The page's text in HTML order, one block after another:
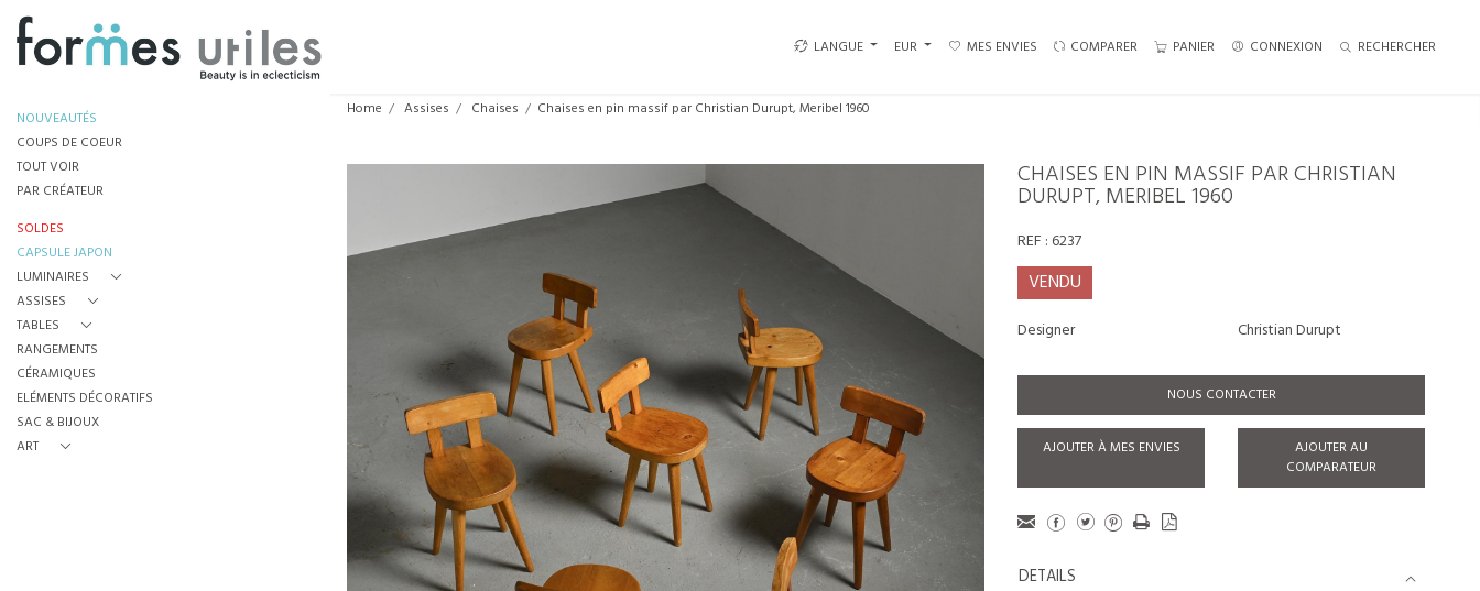
LANGUE EUR MES ENVIES COMPARER PANIER CONNEXION RECHERCHER
NOUVEAUTÉS
COUPS DE COEUR
TOUT VOIR
PAR CRÉATEUR
SOLDES
CAPSULE JAPON
LUMINAIRES
ASSISES
TABLES
RANGEMENTS
CÉRAMIQUES
ELÉMENTS DÉCORATIFS
SAC & BIJOUX
ART
Home Assises Chaises Chaises en pin massif par Christian Durupt, Meribel 1960
CHAISES EN PIN MASSIF PAR CHRISTIAN
DURUPT, MERIBEL 1960
REF : 6237
VENDU
Designer Christian Durupt
NOUS CONTACTER
AJOUTER À MES ENVIES
AJOUTER AU
COMPARATEUR
DETAILS